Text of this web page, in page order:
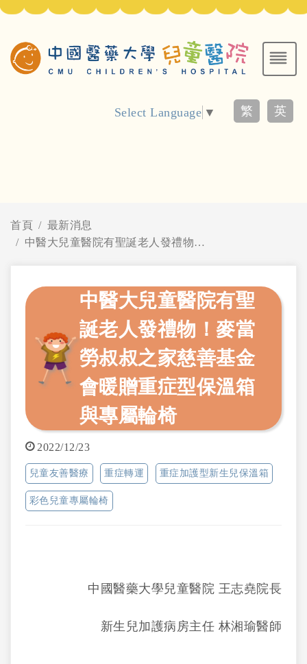
Select Language ▼ 繁 英
首頁
最新消息
中醫大兒童醫院有聖誕老人發禮物！麥當勞叔叔之家慈善基金會暖贈重症型保溫箱與專屬輪椅
中醫大兒童醫院有聖
誕老人發禮物！麥當
勞叔叔之家慈善基金
會暖贈重症型保溫箱
與專屬輪椅
2022/12/23
兒童友善醫療 重症轉運 重症加護型新生兒保溫箱
彩色兒童專屬輪椅
中國醫藥大學兒童醫院 王志堯院長
新生兒加護病房主任 林湘瑜醫師